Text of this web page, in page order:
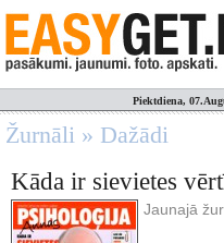
Piektdiena,
Žurnāli » Dažādi
Kāda ir sievietes
Jaunajā